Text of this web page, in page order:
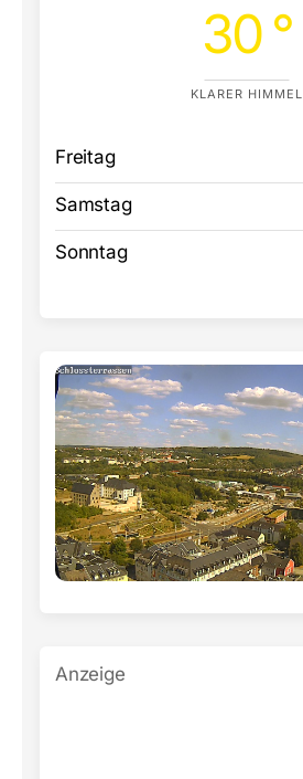
30 °
KLARER HIMMEL
Freitag
Samstag
Sonntag
Anzeige